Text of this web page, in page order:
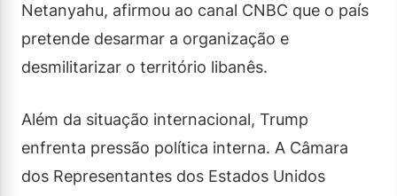
Netanyahu, afirmou ao canal CNBC que o país
pretende desarmar a organização e
desmilitarizar o território libanês.
Além da situação internacional, Trump
enfrenta pressão política interna. A Câmara
dos Representantes dos Estados Unidos